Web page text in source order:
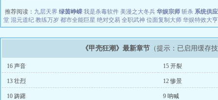
推荐阅读： 九层天界 绿茵峥嵘 我是杀毒软件 美漫之大冬兵 华娱宗师 斩杀 系统供
堂 混元道纪 教练万岁 都市全能巨星 绝对交易 全职武神 位面复制大师 华娱特效大亨
《甲壳狂潮》最新章节 （提示：已启用缓存
16 声音 15 开裂
13 壮烈 12 惨景
10 踌躇 9 呐喊